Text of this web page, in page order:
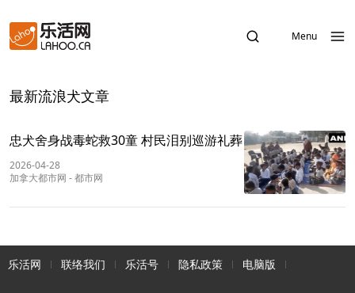
Menu
最新流浪犬文章
忠犬舍身战毒蛇救30童 村民泪别巡游礼葬
2026-04-28
加拿大都市网 -都市网
乐活网 联络我们 乐活号 隐私政策 电脑版